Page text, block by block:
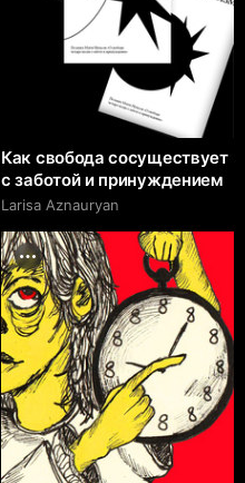
Как свобода сосуществует
с заботой и принуждением
Larisa Aznauryan